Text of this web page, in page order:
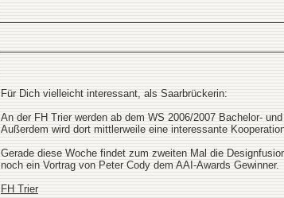
Für Dich vielleicht interessant, als Saarbrückerin:
An der FH Trier werden ab dem WS 2006/2007 Bachelor-
Außerdem wird dort mittlerweile eine interessante
Gerade diese Woche findet zum zweiten Mal die
noch ein Vortrag von Peter Cody dem AAI-Awards Gewinner.
FH Trier